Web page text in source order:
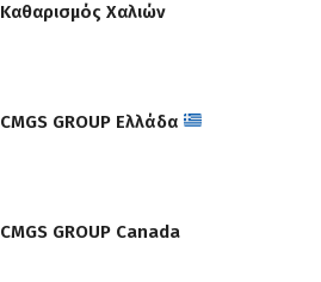
Καθαρισμός Χαλιών
CMGS GROUP Ελλάδα
CMGS GROUP Canada